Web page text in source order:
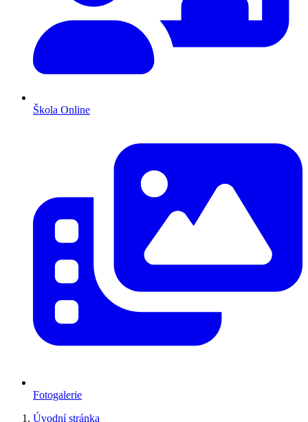
Škola Online
Fotogalerie
Úvodní stránka